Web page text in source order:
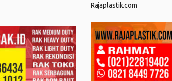
Rajaplastik.com